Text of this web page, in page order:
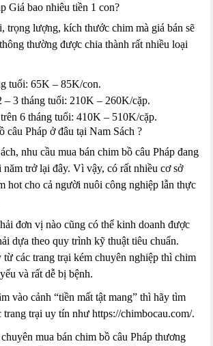
Giá bao nhiêu tiền 1 con?
trọng lượng, kích thước chim mà giá bán sẽ
thường được chia thành rất nhiều loại
tuổi: 65K – 85K/con.
– 3 tháng tuổi: 210K – 260K/cặp.
6 tháng tuổi: 410K – 510K/cặp.
câu Pháp ở đâu tại Nam Sách ?
nhu cầu mua bán chim bồ câu Pháp đang
năm trở lại đây. Vì vậy, có rất nhiều cơ sở
hot cho cả người nuôi công nghiệp lẫn thực
đơn vị nào cũng có thể kinh doanh được
dựa theo quy trình kỹ thuật tiêu chuẩn.
các trang trại kém chuyên nghiệp thì chim
và rất dễ bị bệnh.
vào cảnh “tiền mất tật mang” thì hãy tìm
trang trại uy tín như https://chimbocau.com/.
mua bán chim bồ câu Pháp thương